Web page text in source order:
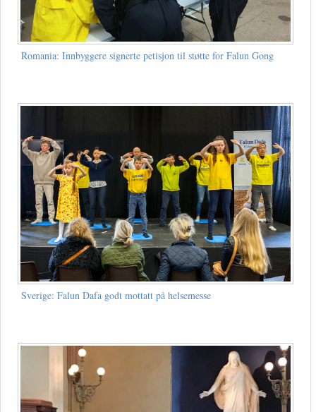
Romania: Innbyggere signerte petisjon til støtte for Falun Gong
Sverige: Falun Dafa godt mottatt på helsemesse